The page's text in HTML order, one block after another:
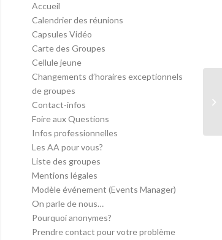
Accueil
Calendrier des réunions
Capsules Vidéo
Carte des Groupes
Cellule jeune
Changements d’horaires exceptionnels
de groupes
Contact-infos
Foire aux Questions
Infos professionnelles
Les AA pour vous?
Liste des groupes
Mentions légales
Modèle événement (Events Manager)
On parle de nous…
Pourquoi anonymes?
Prendre contact pour votre problème